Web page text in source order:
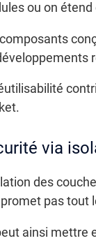
ou on
via
des
pas tout
ainsi mettre